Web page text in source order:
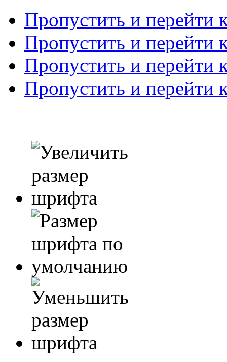
Пропустить и перейти
Пропустить и перейти
Пропустить и перейти
Пропустить и перейти